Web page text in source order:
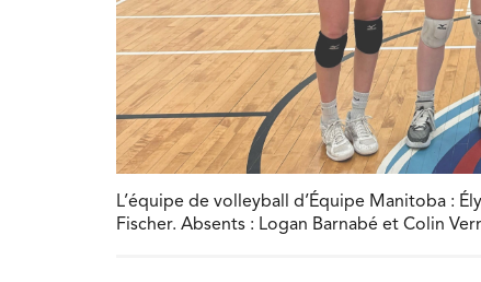
L’équipe de volleyball d’Équipe Manitoba :
Fischer. Absents : Logan Barnabé et Colin